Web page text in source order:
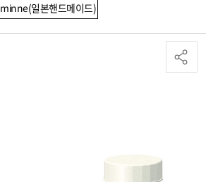
minne(일본핸드메이드)